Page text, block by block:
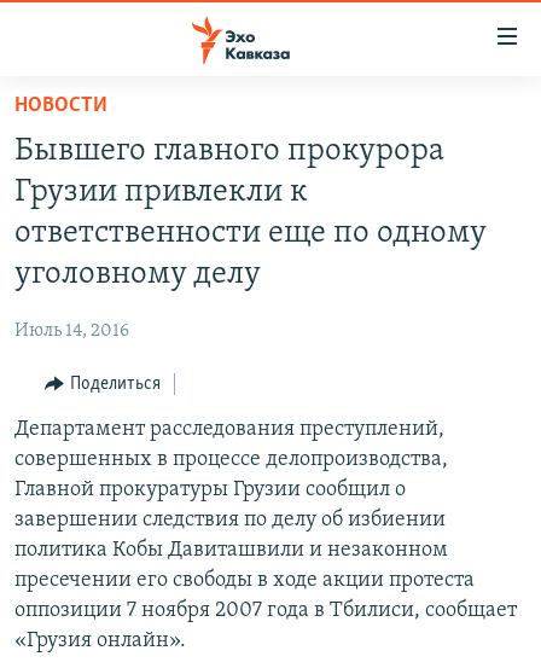
Вернуться
основному
содержанию
Вернутся
главной
Вернутся
поиску
СУХУМИ
АРМЕНИЯ
АЗЕРБАЙДЖАН
ПОЛИТИКА
ЭКОНОМИКА
ОБЩЕСТВО
КУЛЬТУРА
МИР
РУБРИКИ
НЕКРУГЛЫЙ СТОЛ
ГОСТЬ НЕДЕЛИ
ПОЗИЦИЯ
ГОЛОСА
ЧИТАЕМ ПРЕССУ
МУЛЬТИМЕДИА
ВИДЕО
ФОТО
АУДИО
ПОДКАСТЫ
АРХИВ РАДИОПРОГРАММЫ
ПРИСОЕДИНЯЙТЕСЬ!
Все сайты РСЕ/РС
НОВОСТИ
Бывшего главного прокурора
Грузии привлекли к
ответственности еще по одному
уголовному делу
Июль 14, 2016
Поделиться
Департамент расследования преступлений,
совершенных в процессе делопроизводства,
Главной прокуратуры Грузии сообщил о
завершении следствия по делу об избиении
политика Кобы Давиташвили и незаконном
пресечении его свободы в ходе акции протеста
оппозиции 7 ноября 2007 года в Тбилиси, сообщает
«Грузия онлайн».